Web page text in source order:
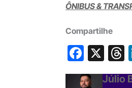
ÔNIBUS &
Compartilhe
F
a
X
Júlio